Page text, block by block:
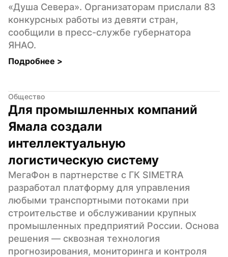
«Душа Севера». Организаторам прислали 83
конкурсных работы из девяти стран,
сообщили в пресс-службе губернатора
ЯНАО.
Подробнее >
Общество
Для промышленных компаний
Ямала создали
интеллектуальную
логистическую систему
МегаФон в партнерстве с ГК SIMETRA
разработал платформу для управления
любыми транспортными потоками при
строительстве и обслуживании крупных
промышленных предприятий России. Основа
решения — сквозная технология
прогнозирования, мониторинга и контроля